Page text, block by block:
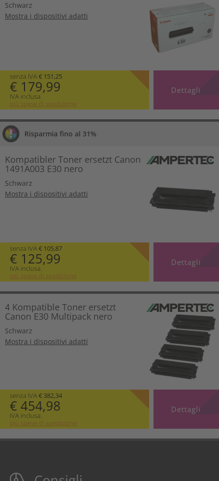
Schwarz
Mostra i dispositivi adatti
senza IVA€ 151,25
€ 179,99
IVA inclusa.
più spese di spedizione
Dettagli
Risparmia fino al 31%
Kompatibler Toner ersetzt Canon
1491A003 E30 nero
Schwarz
Mostra i dispositivi adatti
senza IVA € 105,87
€ 125,99
IVA inclusa.
più spese di spedizione
Dettagli
4 Kompatible Toner ersetzt
Canon E30 Multipack nero
Schwarz
Mostra i dispositivi adatti
senza IVA€ 382,34
€ 454,98
IVA inclusa.
più spese di spedizione
Dettagli